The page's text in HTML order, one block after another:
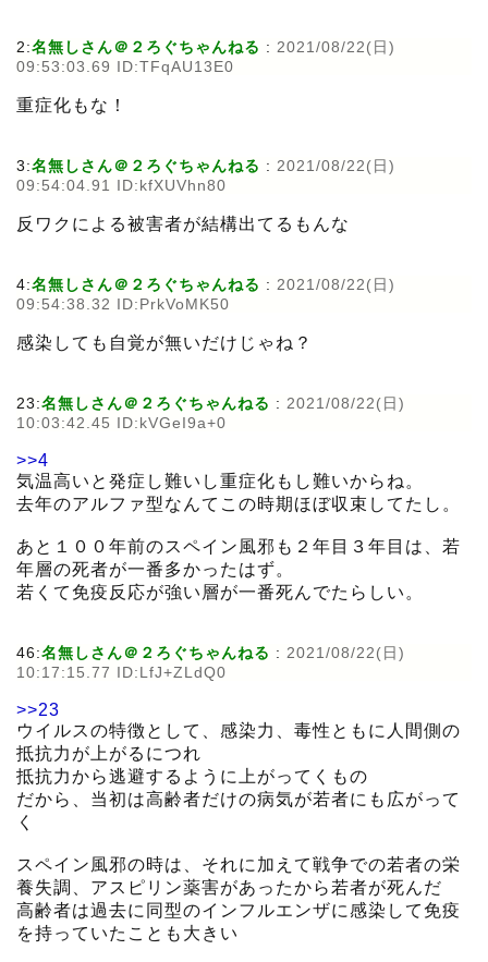
2:名無しさん＠２ろぐちゃんねる : 2021/08/22(日)
09:53:03.69 ID:TFqAU13E0
重症化もな！
3:名無しさん＠２ろぐちゃんねる : 2021/08/22(日)
09:54:04.91 ID:kfXUVhn80
反ワクによる被害者が結構出てるもんな
4:名無しさん＠２ろぐちゃんねる : 2021/08/22(日)
09:54:38.32 ID:PrkVoMK50
感染しても自覚が無いだけじゃね？
23:名無しさん＠２ろぐちゃんねる : 2021/08/22(日)
10:03:42.45 ID:kVGeI9a+0
>>4
気温高いと発症し難いし重症化もし難いからね。
去年のアルファ型なんてこの時期ほぼ収束してたし。
あと１００年前のスペイン風邪も２年目３年目は、若
年層の死者が一番多かったはず。
若くて免疫反応が強い層が一番死んでたらしい。
46:名無しさん＠２ろぐちゃんねる : 2021/08/22(日)
10:17:15.77 ID:LfJ+ZLdQ0
>>23
ウイルスの特徴として、感染力、毒性ともに人間側の
抵抗力が上がるにつれ
抵抗力から逃避するように上がってくもの
だから、当初は高齢者だけの病気が若者にも広がって
く
スペイン風邪の時は、それに加えて戦争での若者の栄
養失調、アスピリン薬害があったから若者が死んだ
高齢者は過去に同型のインフルエンザに感染して免疫
を持っていたことも大きい